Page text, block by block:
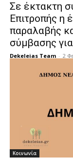
Σε έκτακτη
Επιτροπής η
παραλαβής
σύμβασης
Dekeleias Team - 2
Κοινωνία